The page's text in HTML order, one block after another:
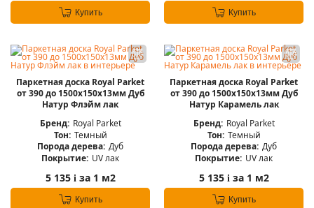
Купить Купить
Паркетная доска Royal Parket
от 390 до 1500х150х13мм Дуб
Натур Флэйм лак
Бренд: Royal Parket
Тон: Темный
Порода дерева: Дуб
Покрытие: UV лак
5 135 iза 1 м2
Купить
Паркетная доска Royal Parket
от 390 до 1500х150х13мм Дуб
Натур Карамель лак
Бренд: Royal Parket
Тон: Темный
Порода дерева: Дуб
Покрытие: UV лак
5 135 iза 1 м2
Купить